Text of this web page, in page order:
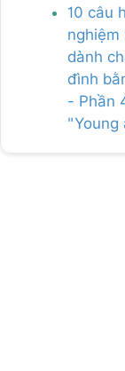
10 câu
nghiệm
dành
đình
- Phần
"Young